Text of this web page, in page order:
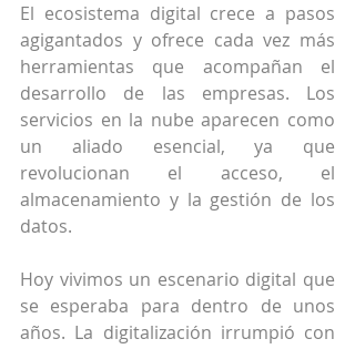
El ecosistema digital crece a pasos
agigantados y ofrece cada vez más
herramientas que acompañan el
desarrollo de las empresas. Los
servicios en la nube aparecen como
un aliado esencial, ya que
revolucionan el acceso, el
almacenamiento y la gestión de los
datos.
Hoy vivimos un escenario digital que
se esperaba para dentro de unos
años. La digitalización irrumpió con